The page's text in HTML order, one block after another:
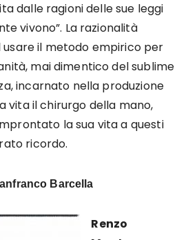
dalle ragioni delle sue leggi
vivono”. La razionalità
usare il metodo empirico per
mai dimentico del sublime
incarnato nella produzione
vita il chirurgo della mano,
la sua vita a questi
ricordo.
Barcella
Renzo